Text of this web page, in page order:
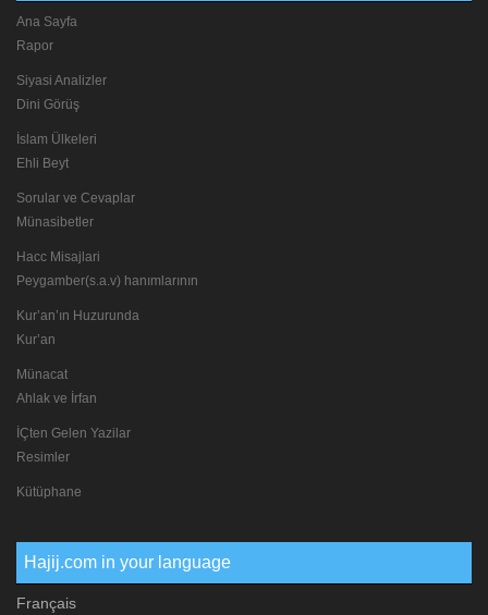
Ana Sayfa
Rapor
Siyasi Analizler
Dini Görüş
İslam Ülkeleri
Ehli Beyt
Sorular ve Cevaplar
Münasibetler
Hacc Misajlari
Peygamber(s.a.v) hanımlarının
Kur’an’ın Huzurunda
Kur’an
Münacat
Ahlak ve İrfan
İÇten Gelen Yazilar
Resimler
Kütüphane
Hajij.com in your language
Français